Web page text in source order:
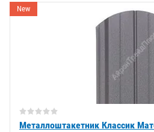
New
Металлоштакетник Классик